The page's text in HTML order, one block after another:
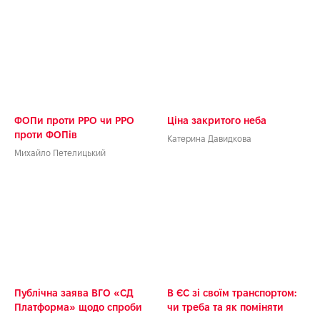
ФОПи проти РРО чи РРО
проти ФОПів
Михайло Петелицький
Ціна закритого неба
Катерина Давидкова
Публічна заява ВГО «СД
Платформа» щодо спроби
В ЄС зі своїм транспортом:
чи треба та як поміняти